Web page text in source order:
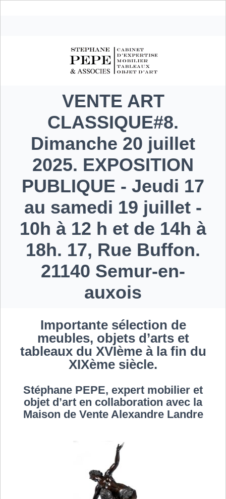
VENTE ART
CLASSIQUE#8.
Dimanche 20 juillet
2025. EXPOSITION
PUBLIQUE - Jeudi 17
au samedi 19 juillet -
10h à 12 h et de 14h à
18h. 17, Rue Buffon.
21140 Semur-en-
auxois
Importante sélection de
meubles, objets d’arts et
tableaux du XVIème à la fin du
XIXème siècle.
Stéphane PEPE, expert mobilier et
objet d’art en collaboration avec la
Maison de Vente Alexandre Landre